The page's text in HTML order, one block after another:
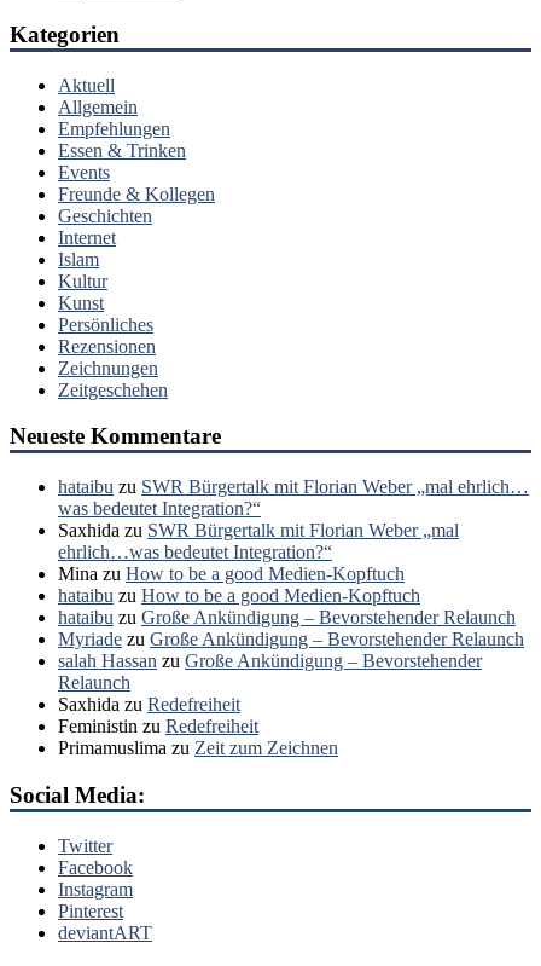
Kategorien
Aktuell
Allgemein
Empfehlungen
Essen & Trinken
Events
Freunde & Kollegen
Geschichten
Internet
Islam
Kultur
Kunst
Persönliches
Rezensionen
Zeichnungen
Zeitgeschehen
Neueste Kommentare
hataibu zu SWR Bürgertalk mit Florian Weber „mal ehrlich…
was bedeutet Integration?“
Saxhida zu SWR Bürgertalk mit Florian Weber „mal
ehrlich…was bedeutet Integration?“
Mina zu How to be a good Medien-Kopftuch
hataibu zu How to be a good Medien-Kopftuch
hataibu zu Große Ankündigung – Bevorstehender Relaunch
Myriade zu Große Ankündigung – Bevorstehender Relaunch
salah Hassan zu Große Ankündigung – Bevorstehender
Relaunch
Saxhida zu Redefreiheit
Feministin zu Redefreiheit
Primamuslima zu Zeit zum Zeichnen
Social Media:
Twitter
Facebook
Instagram
Pinterest
deviantART